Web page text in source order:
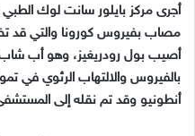
أجرى مركز بايلور سانت لوك
مصاب بفيروس كورونا والتي قد
أصيب بول رودريغيز، وهو أب
بالفيروس والالتهاب الرئوي في
أنطونيو وقد تم نقله إلى